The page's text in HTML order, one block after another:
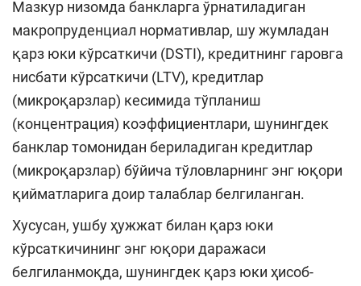
Мазкур низомда банкларга ўрнатиладиган
макропруденциал нормативлар, шу жумладан
қарз юки кўрсаткичи (DSTI), кредитнинг гаровга
нисбати кўрсаткичи (LTV), кредитлар
(микроқарзлар) кесимида тўпланиш
(концентрация) коэффициентлари, шунингдек
банклар томонидан бериладиган кредитлар
(микроқарзлар) бўйича тўловларнинг энг юқори
қийматларига доир талаблар белгиланган.
Хусусан, ушбу ҳужжат билан қарз юки
кўрсаткичининг энг юқори даражаси
белгиланмоқда, шунингдек қарз юки ҳисоб-